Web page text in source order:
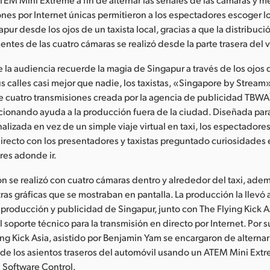
por Internet únicas permitieron a los espectadores escoger
desde los ojos de un taxista local, gracias a que la
de las cuatro cámaras se realizó desde la parte trasera del
la audiencia recuerde la magia de Singapur a través de los ojos
calles casi mejor que nadie, los taxistas, «Singapore by
cuatro transmisiones creada por la agencia de publicidad
ayuda a la producción fuera de la ciudad. Diseñada
en vez de un simple viaje virtual en taxi, los
con los presentadores y taxistas preguntado curiosidades
adonde ir.
se realizó con cuatro cámaras dentro y alrededor del taxi,
gráficas que se mostraban en pantalla. La producción la llevó
y publicidad de Singapur, junto con The Flying Kick
técnico para la transmisión en directo por Internet. Por
Kick Asia, asistido por Benjamin Yam se encargaron de
los asientos traseros del automóvil usando un ATEM Mini
Software Control.